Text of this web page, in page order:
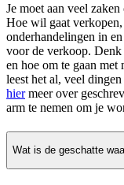
Je moet aan veel
Hoe wil gaat
onderhandelingen in
voor de verkoop. Denk
en hoe om te gaan
leest het al, veel
hiermeer over
arm te nemen om je
Wat is de geschatte